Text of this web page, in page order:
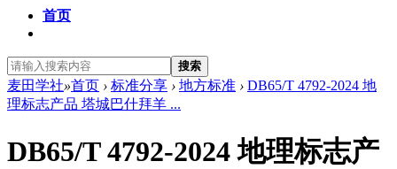
首页
搜索
麦田学社»首页 › 标准分享 › 地方标准 › DB65/T 4792-2024 地
理标志产品 塔城巴什拜羊 ...
DB65/T 4792-2024 地理标志产